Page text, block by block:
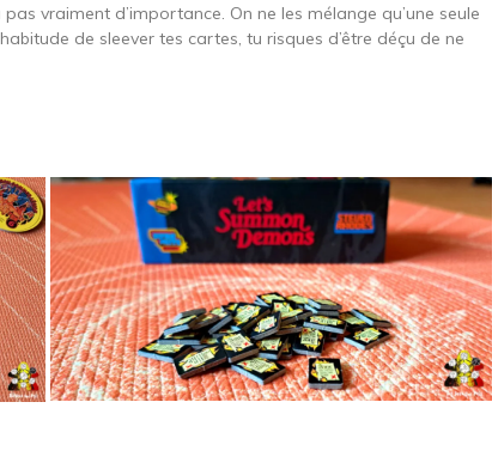
vraiment d’importance. On ne les mélange qu’une seule
de sleever tes cartes, tu risques d’être déçu de ne